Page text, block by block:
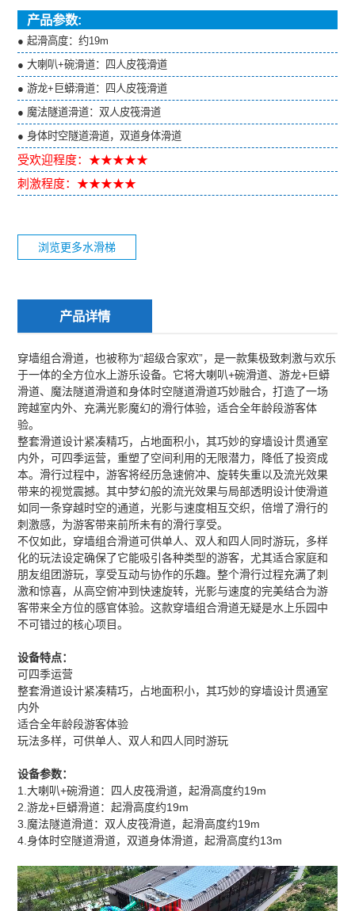
产品参数:
● 起滑高度：约19m
● 大喇叭+碗滑道：四人皮筏滑道
● 游龙+巨蟒滑道：四人皮筏滑道
● 魔法隧道滑道：双人皮筏滑道
● 身体时空隧道滑道，双道身体滑道
受欢迎程度：★★★★★
刺激程度：★★★★★
浏览更多水滑梯
产品详情
穿墙组合滑道，也被称为“超级合家欢”，是一款集极致刺激与欢乐
于一体的全方位水上游乐设备。它将大喇叭+碗滑道、游龙+巨蟒
滑道、魔法隧道滑道和身体时空隧道滑道巧妙融合，打造了一场
跨越室内外、充满光影魔幻的滑行体验，适合全年龄段游客体
验。
整套滑道设计紧凑精巧，占地面积小，其巧妙的穿墙设计贯通室
内外，可四季运营，重塑了空间利用的无限潜力，降低了投资成
本。滑行过程中，游客将经历急速俯冲、旋转失重以及流光效果
带来的视觉震撼。其中梦幻般的流光效果与局部透明设计使滑道
如同一条穿越时空的通道，光影与速度相互交织，倍增了滑行的
刺激感，为游客带来前所未有的滑行享受。
不仅如此，穿墙组合滑道可供单人、双人和四人同时游玩，多样
化的玩法设定确保了它能吸引各种类型的游客，尤其适合家庭和
朋友组团游玩，享受互动与协作的乐趣。整个滑行过程充满了刺
激和惊喜，从高空俯冲到快速旋转，光影与速度的完美结合为游
客带来全方位的感官体验。这款穿墙组合滑道无疑是水上乐园中
不可错过的核心项目。
设备特点：
可四季运营
整套滑道设计紧凑精巧，占地面积小，其巧妙的穿墙设计贯通室
内外
适合全年龄段游客体验
玩法多样，可供单人、双人和四人同时游玩
设备参数：
1.大喇叭+碗滑道：四人皮筏滑道，起滑高度约19m
2.游龙+巨蟒滑道：起滑高度约19m
3.魔法隧道滑道：双人皮筏滑道，起滑高度约19m
4.身体时空隧道滑道，双道身体滑道，起滑高度约13m